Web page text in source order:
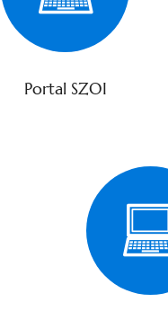
Portal SZOI